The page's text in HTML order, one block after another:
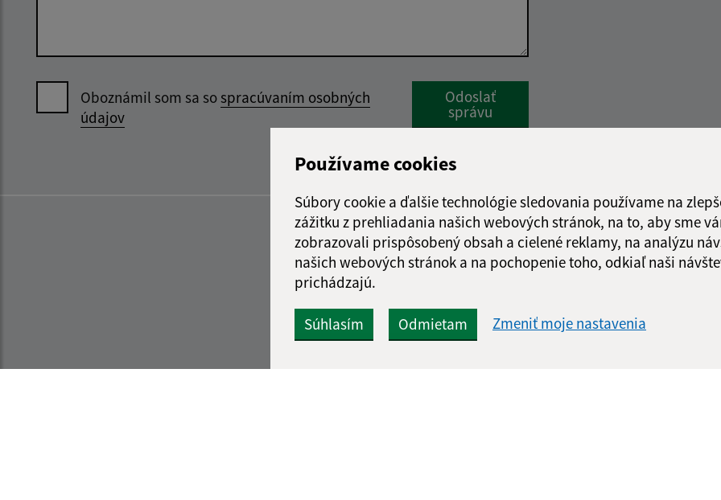
Používame cookies
Súbory cookie a ďalšie technológie sledovania používame na
zážitku z prehliadania našich webových stránok, na to, aby sme
zobrazovali prispôsobený obsah a cielené reklamy, na analýzu
našich webových stránok a na pochopenie toho, odkiaľ naši
prichádzajú.
Súhlasím Odmietam Zmeniť moje nastavenia
Oboznámil som sa sospracúvaním osobných
údajov
Google reCaptcha Response
Odoslať
správu